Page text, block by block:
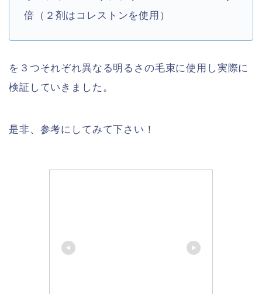
倍（２剤はコレストンを使用）
を３つそれぞれ異なる明るさの毛束に使用し実際に
検証していきました。
是非、参考にしてみて下さい！